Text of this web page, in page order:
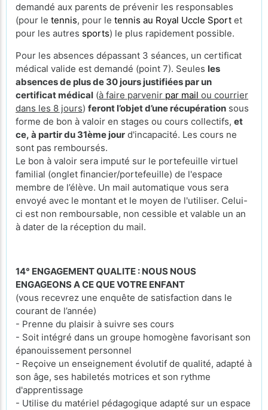
demandé aux parents de prévenir les responsables
(pour le tennis, pour le tennis au Royal Uccle Sport et
pour les autres sports) le plus rapidement possible.
Pour les absences dépassant 3 séances, un certificat
médical valide est demandé (point 7). Seules les
absences de plus de 30 jours justifiées par un
certificat médical (à faire parvenir par mail ou courrier
dans les 8 jours) feront l’objet d’une récupération sous
forme de bon à valoir en stages ou cours collectifs, et
ce, à partir du 31ème jour d'incapacité. Les cours ne
sont pas remboursés.
Le bon à valoir sera imputé sur le portefeuille virtuel
familial (onglet financier/portefeuille) de l'espace
membre de l’élève. Un mail automatique vous sera
envoyé avec le montant et le moyen de l'utiliser. Celui-
ci est non remboursable, non cessible et valable un an
à dater de la réception du mail.
14° ENGAGEMENT QUALITE : NOUS NOUS
ENGAGEONS A CE QUE VOTRE ENFANT
(vous recevrez une enquête de satisfaction dans le
courant de l’année)
- Prenne du plaisir à suivre ses cours
- Soit intégré dans un groupe homogène favorisant son
épanouissement personnel
- Reçoive un enseignement évolutif de qualité, adapté à
son âge, ses habiletés motrices et son rythme
d'apprentissage
- Utilise du matériel pédagogique adapté sur un espace